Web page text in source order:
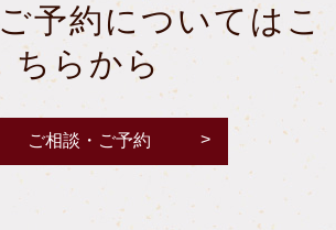
予約についてはこ
ちらから
ご相談・ご予約